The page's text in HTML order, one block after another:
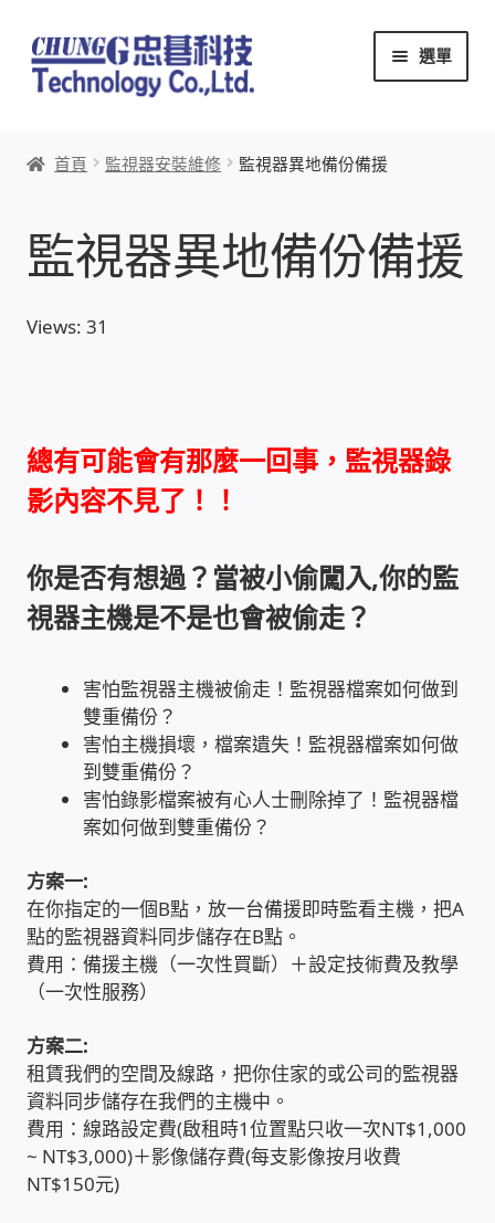
跳
至
導
列
跳
至
主
內
選單
本站文章導覽
竹南百齡扶輪社
照片紀實影音
儀器設備
網路建置規劃維修-實績案例
弱電工程-實績案例
監視器安裝維修-實績案例
自動控制PLC專案設計-實績案例
雲端儲值型電表
電子鎖安裝-實績案例
電腦資訊-實績案例
首頁 監視器安裝維修 監視器異地備份備援
監視器異地備份備援
Views: 31
總有可能會有那麼一回事，監視器錄
影內容不見了！！
你是否有想過？當被小偷闖入,你的監
視器主機是不是也會被偷走？
害怕監視器主機被偷走！監視器檔案如何做到
雙重備份？
害怕主機損壞，檔案遺失！監視器檔案如何做
到雙重備份？
害怕錄影檔案被有心人士刪除掉了！監視器檔
案如何做到雙重備份？
方案一:
在你指定的一個B點，放一台備援即時監看主機，把A
點的監視器資料同步儲存在B點。
費用：備援主機（一次性買斷）＋設定技術費及教學
（一次性服務）
方案二:
租賃我們的空間及線路，把你住家的或公司的監視器
資料同步儲存在我們的主機中。
費用：線路設定費(啟租時1位置點只收一次NT$1,000
~ NT$3,000)＋影像儲存費(每支影像按月收費
NT$150元)